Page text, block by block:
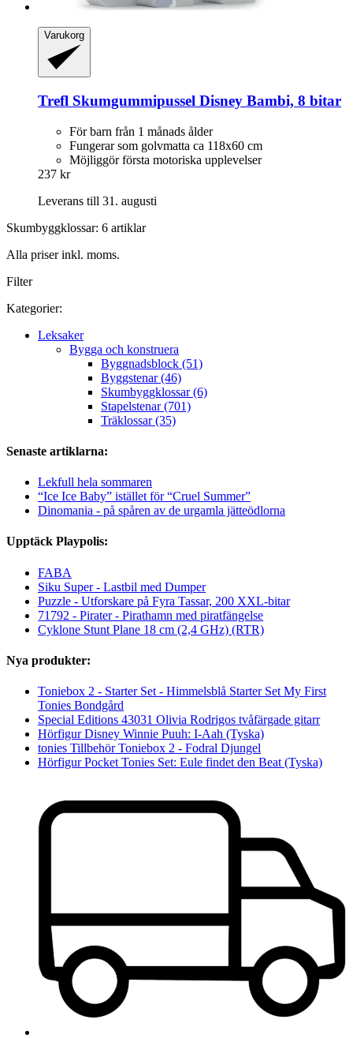
Varukorg
Trefl Skumgummipussel Disney Bambi, 8 bitar
För barn från 1 månads ålder
Fungerar som golvmatta ca 118x60 cm
Möjliggör första motoriska upplevelser
237 kr
Leverans till 31. augusti
Skumbyggklossar: 6 artiklar
Alla priser inkl. moms.
Filter
Kategorier:
Leksaker
Bygga och konstruera
Byggnadsblock (51)
Byggstenar (46)
Skumbyggklossar (6)
Stapelstenar (701)
Träklossar (35)
Senaste artiklarna:
Lekfull hela sommaren
“Ice Ice Baby” istället för “Cruel Summer”
Dinomania - på spåren av de urgamla jätteödlorna
Upptäck Playpolis:
FABA
Siku Super - Lastbil med Dumper
Puzzle - Utforskare på Fyra Tassar, 200 XXL-bitar
71792 - Pirater - Pirathamn med piratfängelse
Cyklone Stunt Plane 18 cm (2,4 GHz) (RTR)
Nya produkter:
Toniebox 2 - Starter Set - Himmelsblå Starter Set My First
Tonies Bondgård
Special Editions 43031 Olivia Rodrigos tvåfärgade gitarr
Hörfigur Disney Winnie Puuh: I-Aah (Tyska)
tonies Tillbehör Toniebox 2 - Fodral Djungel
Hörfigur Pocket Tonies Set: Eule findet den Beat (Tyska)